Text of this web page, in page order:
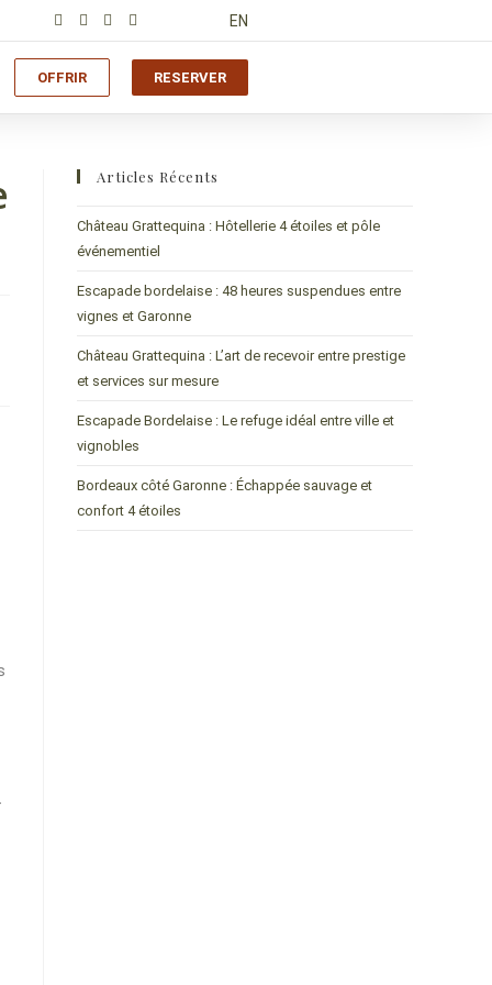
EN
OFFRIR RESERVER
Articles Récents
Château Grattequina : Hôtellerie 4 étoiles et pôle
événementiel
Escapade bordelaise : 48 heures suspendues entre
vignes et Garonne
Château Grattequina : L’art de recevoir entre prestige
et services sur mesure
Escapade Bordelaise : Le refuge idéal entre ville et
vignobles
Bordeaux côté Garonne : Échappée sauvage et
confort 4 étoiles